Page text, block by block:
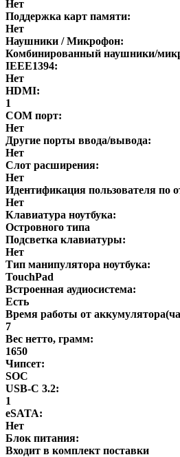
Нет
Поддержка карт памяти:
Нет
Наушники / Микрофон:
Комбинированный наушники/
IEEE1394:
Нет
HDMI:
1
COM порт:
Нет
Другие порты ввода/вывода:
Нет
Слот расширения:
Нет
Идентификация пользователя по
Нет
Клавиатура ноутбука:
Островного типа
Подсветка клавиатуры:
Нет
Тип манипулятора ноутбука:
TouchPad
Встроенная аудиосистема:
Есть
Время работы от
7
Вес нетто, грамм:
1650
Чипсет:
SOC
USB-C 3.2:
1
eSATA:
Нет
Блок питания:
Входит в комплект поставки